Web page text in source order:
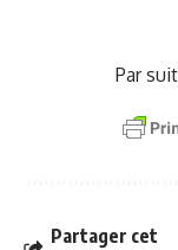
Par
Partager cet